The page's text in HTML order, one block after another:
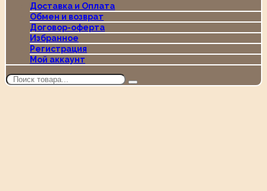
Доставка и Оплата
Обмен и возврат
Договор-оферта
Избранное
Регистрация
Мой аккаунт